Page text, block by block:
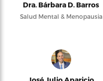
Dra. Bárbara D. Barros
Salud Mental & Menopausia